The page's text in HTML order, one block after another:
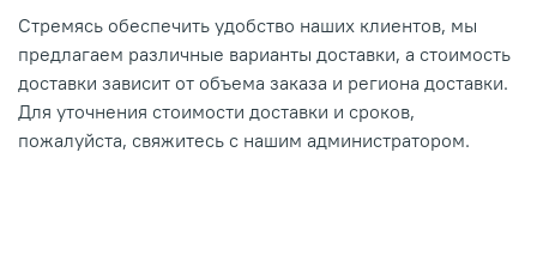
Стремясь обеспечить удобство наших клиентов, мы
предлагаем различные варианты доставки, а стоимость
доставки зависит от объема заказа и региона доставки.
Для уточнения стоимости доставки и сроков,
пожалуйста, свяжитесь с нашим администратором.